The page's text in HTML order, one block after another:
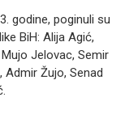
godine, poginuli su
BiH: Alija Agić,
Jelovac, Semir
Admir Žujo, Senad